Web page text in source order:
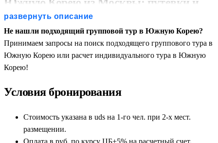
Южную Корею из Москвы: путевки и
цены
Южная Корея — это удивительное азиатское государство, где
древние королевские традиции, буддийские монастыри и
первозданная природа гармонично уживаются с
высокими технологиями. Регулярные групповые
самый надежный и сбалансированный по стоимости способ
исследовать Страну утренней свежести. Готовые пакетные
развернуть описание
Не нашли подходящий групповой тур в Южную Корею?
Принимаем запросы на поиск подходящего группового тура в
Южную Корею или расчет индивидуального тура в Южную
Корею!
Условия бронирования
Стоимость указана в uds на 1-го чел. при 2-х мест.
размещении.